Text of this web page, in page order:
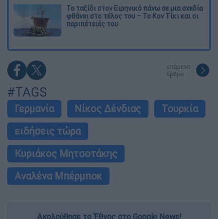
Το ταξίδι στον Ειρηνικό πάνω σε μια σχεδία
φθάνει στο τέλος του – Το Κον Τίκι και οι
περιπέτειές του
επόμενο
άρθρο
#TAGS
Γερμανία Νίκος Δένδιας
Τουρκία
ειδήσεις τώρα
Κυριάκος Μητσοτάκης
Αναλένα Μπέρμποκ
Ακολούθησε το Έθνος στο Google News!